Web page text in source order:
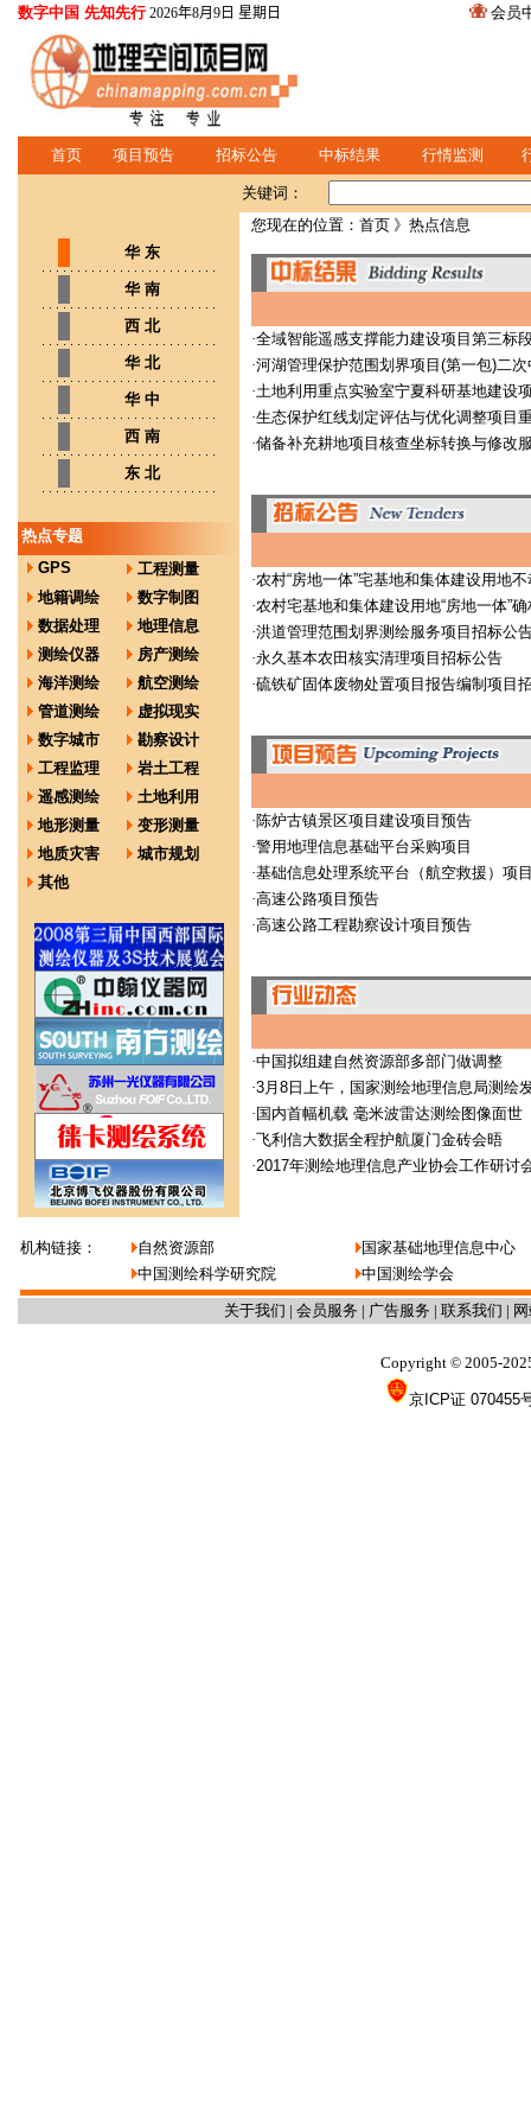
数字中国 先知先行 2026年8月9日 星期日 会员
首页 项目预告 招标公告 中标结果 行情监测
关键词：
华 东
华 南
西 北
华 北
华 中
西 南
东 北
热点专题
GPS
工程测量
地籍调绘
数字制图
数据处理
地理信息
测绘仪器
房产测绘
海洋测绘
航空测绘
管道测绘
虚拟现实
数字城市
勘察设计
工程监理
岩土工程
遥感测绘
土地利用
地形测量
变形测量
地质灾害
城市规划
其他
您现在的位置： 首页 》热点信息
·全域智能遥感支撑能力建设项目第三标
·河湖管理保护范围划界项目(第一包)二
·土地利用重点实验室宁夏科研基地建设
·生态保护红线划定评估与优化调整项目
·储备补充耕地项目核查坐标转换与修改
·农村“房地一体”宅基地和集体建设用地
·农村宅基地和集体建设用地“房地一体”
·洪道管理范围划界测绘服务项目招标公
·永久基本农田核实清理项目招标公告
·硫铁矿固体废物处置项目报告编制项目
·陈炉古镇景区项目建设项目预告
·警用地理信息基础平台采购项目
·基础信息处理系统平台（航空救援）项
·高速公路项目预告
·高速公路工程勘察设计项目预告
·中国拟组建自然资源部多部门做调整
·3月8日上午，国家测绘地理信息局测绘
· 国内首幅机载 毫米波雷达测绘图像面世
·飞利信大数据全程护航厦门金砖会晤
·2017年测绘地理信息产业协会工作研讨
机构链接： 自然资源部
国家基础地理信息中心
中国测绘科学研究院
中国测绘学会
关于我们 | 会员服务 | 广告服务 | 联系我们 |
Copyright © 2005-
京ICP证 070455